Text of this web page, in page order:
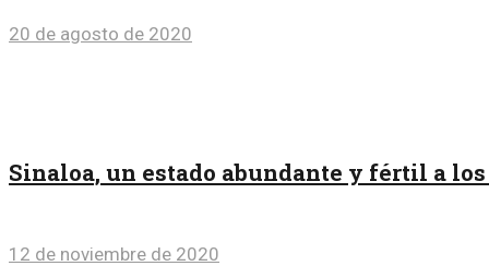
20 de agosto de 2020
Sinaloa, un estado abundante y fértil a
12 de noviembre de 2020